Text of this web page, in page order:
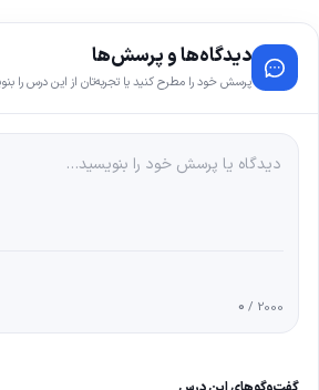
دیدگاه‌ها و پرسش‌ها
پرسش خود را مطرح کنید یا تجربه‌تان از این درس را
0 / 2000